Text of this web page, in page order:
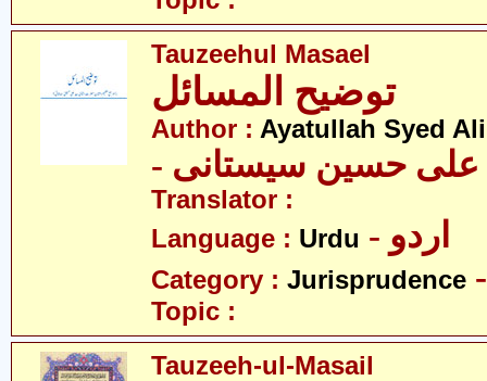
Tauzeehul Masael
توضیح المسائل
Author : Ayatullah Syed
علی حسین سیستانی
Translator :
Language : Urdu - اردو
Category : Jurisprudence
Topic :
Tauzeeh-ul-Masail